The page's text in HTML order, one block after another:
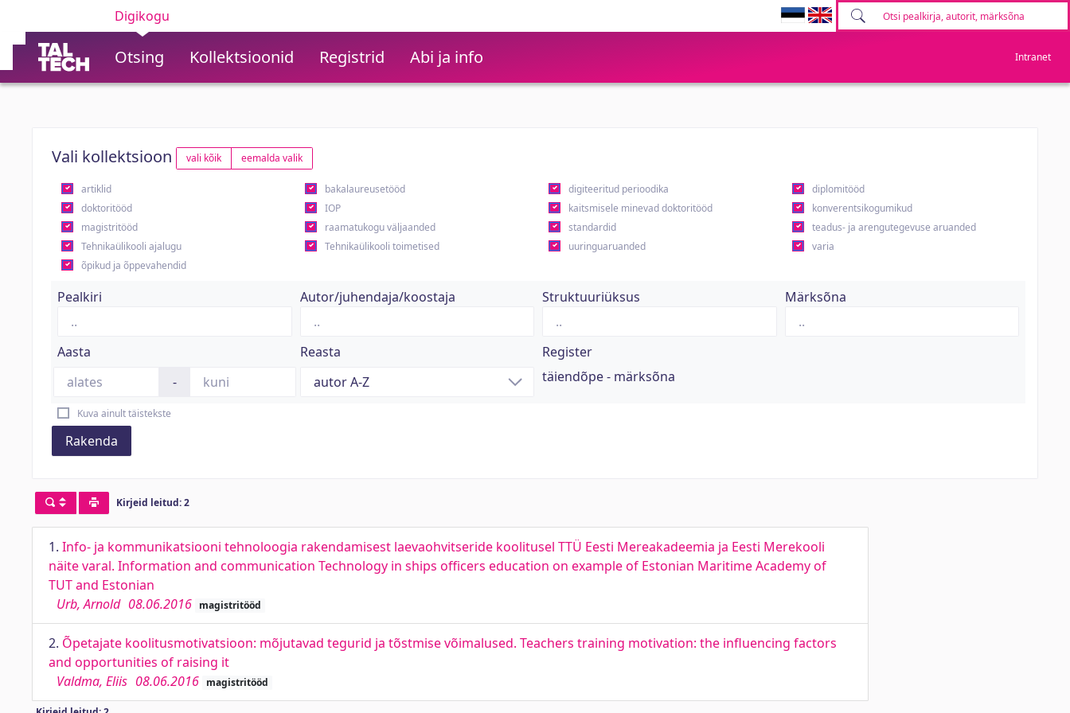
Digikogu
Otsing Kollektsioonid Registrid Abi ja info Intranet
Vali kollektsioon vali kõik eemalda valik
artiklid bakalaureusetööd digiteeritud perioodika
diplomitööd
doktoritööd
IOP kaitsmisele minevad doktoritööd
konverentsikogumikud
magistritööd
raamatukogu väljaanded standardid
teadus- ja arengutegevuse aruanded
Tehnikaülikooli ajalugu
Tehnikaülikooli toimetised uuringuaruanded
varia
õpikud ja õppevahendid
Pealkiri Autor/juhendaja/koostaja Struktuuriüksus Märksõna
Aasta
-
Reasta
Register
täiendõpe - märksõna
Kuva ainult täistekste
Rakenda
Kirjeid leitud: 2
1. Info- ja kommunikatsiooni tehnoloogia rakendamisest laevaohvitseride koolitusel TTÜ Eesti Mereakadeemia ja Eesti Merekooli
näite varal. Information and communication Technology in ships officers education on example of Estonian Maritime Academy of
TUT and Estonian
Urb, Arnold 08.06.2016 magistritööd
2. Õpetajate koolitusmotivatsioon: mõjutavad tegurid ja tõstmise võimalused. Teachers training motivation: the influencing factors
and opportunities of raising it
Valdma, Eliis 08.06.2016 magistritööd